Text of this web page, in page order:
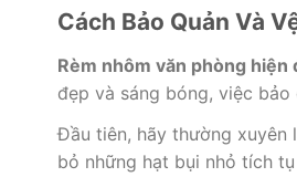
Cách Bảo Quản Và
Rèm nhôm văn phòng hiện
đẹp và sáng bóng, việc
Đầu tiên, hãy thường xuyên
bỏ những hạt bụi nhỏ tích